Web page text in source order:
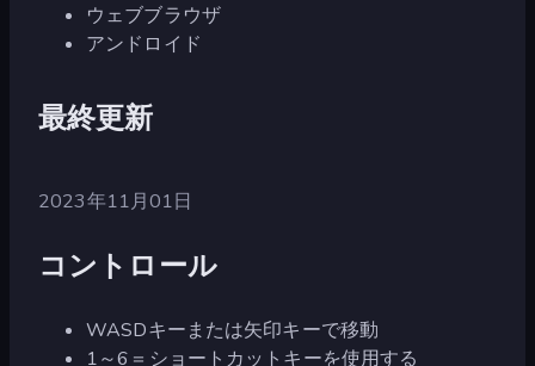
ウェブブラウザ
アンドロイド
最終更新
2023年11月01日
コントロール
WASDキーまたは矢印キーで移動
1～6＝ショートカットキーを使用する